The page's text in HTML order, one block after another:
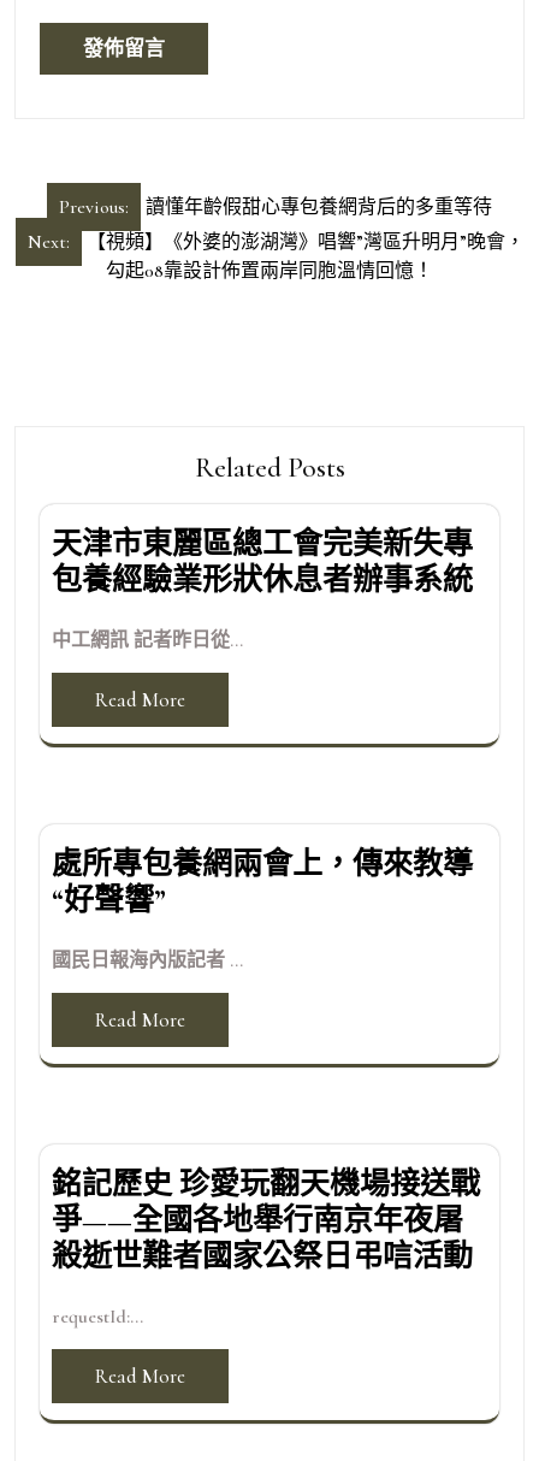
章
導
Previous:
讀懂年齡假甜心專包養網背后的多重等待
Next:
【視頻】《外婆的澎湖灣》唱響”灣區升明月”晚會，
勾起08靠設計佈置兩岸同胞溫情回憶！
Related Posts
天津市東麗區總工會完美新失專
包養經驗業形狀休息者辦事系統
中工網訊 記者昨日從...
Read More
處所專包養網兩會上，傳來教導
“好聲響”
國民日報海內版記者 ...
Read More
銘記歷史 珍愛玩翻天機場接送戰
爭——全國各地舉行南京年夜屠
殺逝世難者國家公祭日弔唁活動
requestId:...
Read More